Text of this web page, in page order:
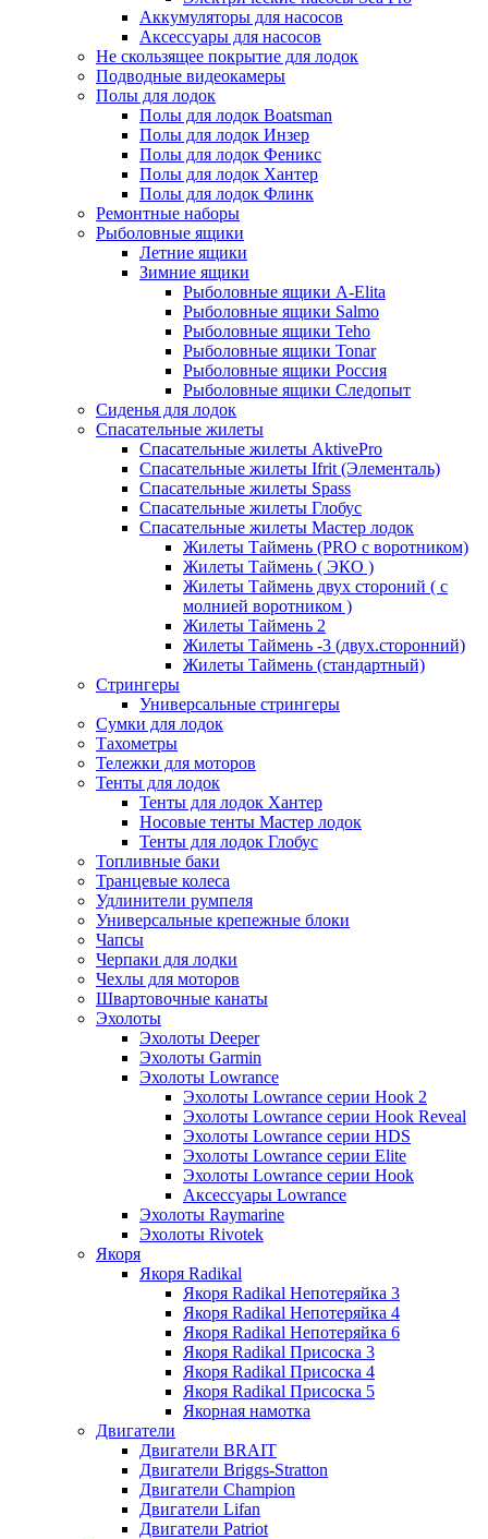
Аккумуляторы для насосов
Аксессуары для насосов
Не скользящее покрытие для лодок
Подводные видеокамеры
Полы для лодок
Полы для лодок Boatsman
Полы для лодок Инзер
Полы для лодок Феникс
Полы для лодок Хантер
Полы для лодок Флинк
Ремонтные наборы
Рыболовные ящики
Летние ящики
Зимние ящики
Рыболовные ящики A-Elita
Рыболовные ящики Salmo
Рыболовные ящики Teho
Рыболовные ящики Tonar
Рыболовные ящики Россия
Рыболовные ящики Следопыт
Сиденья для лодок
Спасательные жилеты
Спасательные жилеты AktivePro
Спасательные жилеты Ifrit (Элементаль)
Спасательные жилеты Spass
Спасательные жилеты Глобус
Спасательные жилеты Мастер лодок
Жилеты Таймень (PRO c воротником)
Жилеты Таймень ( ЭКО )
Жилеты Таймень двух стороний ( с
молнией воротником )
Жилеты Таймень 2
Жилеты Таймень -3 (двух.сторонний)
Жилеты Таймень (стандартный)
Стрингеры
Универсальные стрингеры
Сумки для лодок
Тахометры
Тележки для моторов
Тенты для лодок
Тенты для лодок Хантер
Носовые тенты Мастер лодок
Тенты для лодок Глобус
Топливные баки
Транцевые колеса
Удлинители румпеля
Универсальные крепежные блоки
Чапсы
Черпаки для лодки
Чехлы для моторов
Швартовочные канаты
Эхолоты
Эхолоты Deeper
Эхолоты Garmin
Эхолоты Lowrance
Эхолоты Lowrance серии Hook 2
Эхолоты Lowrance серии Hook Reveal
Эхолоты Lowrance серии HDS
Эхолоты Lowrance серии Elite
Эхолоты Lowrance серии Hook
Аксессуары Lowrance
Эхолоты Raymarine
Эхолоты Rivotek
Якоря
Якоря Radikal
Якоря Radikal Непотеряйка 3
Якоря Radikal Непотеряйка 4
Якоря Radikal Непотеряйка 6
Якоря Radikal Присоска 3
Якоря Radikal Присоска 4
Якоря Radikal Присоска 5
Якорная намотка
Двигатели
Двигатели BRAIT
Двигатели Briggs-Stratton
Двигатели Champion
Двигатели Lifan
Двигатели Patriot